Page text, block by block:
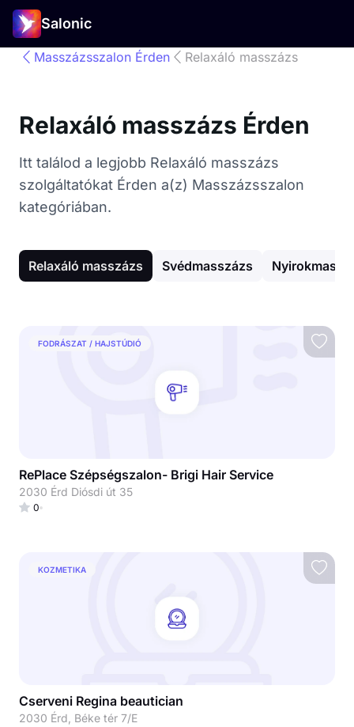
Salonic
Masszázsszalon Érden Relaxáló masszázs
Relaxáló masszázs Érden
Itt találod a legjobb Relaxáló masszázs
szolgáltatókat Érden a(z) Masszázsszalon
kategóriában.
Relaxáló masszázs Svédmasszázs
FODRÁSZAT / HAJSTÚDIÓ
RePlace Szépségszalon- Brigi Hair Service
2030 Érd Diósdi út 35
0
KOZMETIKA
Cserveni Regina beautician
2030 Érd, Béke tér 7/E